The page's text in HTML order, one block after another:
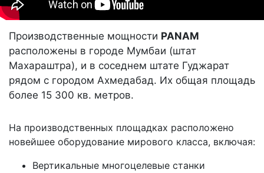
Производственные мощности PANAM
расположены в городе Мумбаи (штат
Махараштра), и в соседнем штате Гуджарат
рядом с городом Ахмедабад. Их общая площадь
более 15 300 кв. метров.
На производственных площадках расположено
новейшее оборудование мирового класса, включая:
Вертикальные многоцелевые станки